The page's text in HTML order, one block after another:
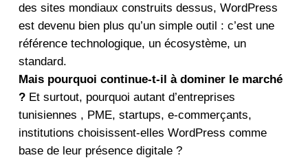
des sites mondiaux construits dessus, WordPress
est devenu bien plus qu’un simple outil : c’est une
référence technologique, un écosystème, un
standard.
Mais pourquoi continue-t-il à dominer le marché
? Et surtout, pourquoi autant d’entreprises
tunisiennes , PME, startups, e-commerçants,
institutions choisissent-elles WordPress comme
base de leur présence digitale ?